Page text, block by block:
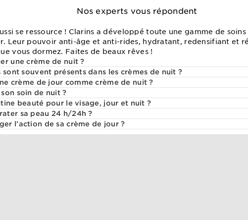
Nos experts vous répondent
se ressource ! Clarins a développé toute une gamme de
Leur pouvoir anti-âge et anti-rides, hydratant, redensifiant et
vous dormez. Faites de beaux rêves !
une crème de nuit ?
sont souvent présents dans les crèmes de nuit ?
crème de jour comme crème de nuit ?
soin de nuit ?
beauté pour le visage, jour et nuit ?
sa peau 24 h/24h ?
l’action de sa crème de jour ?